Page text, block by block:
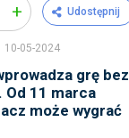
+ Udostępnij
10-05-2024
grę bez
Od 11 marca
może wygrać